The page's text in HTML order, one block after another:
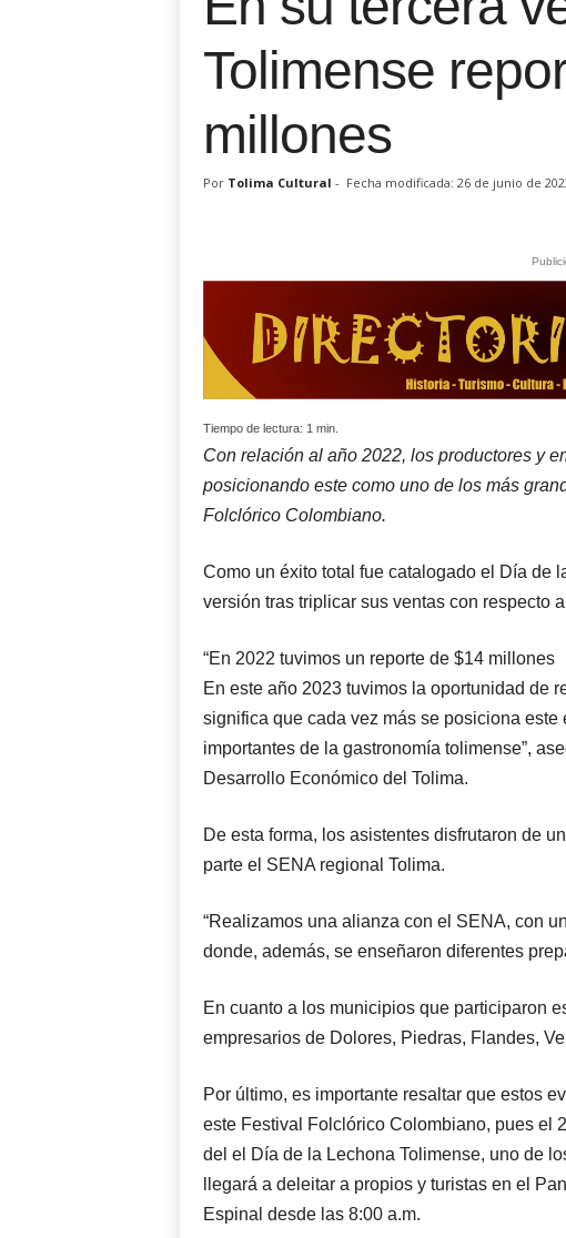
Tolimense
millones
Por Tolima Cultural - Fecha modificada: 26 de junio de
Tiempo de lectura: 1 min.
Con relación al año 2022, los productores y
posicionando este como uno de los más
Folclórico Colombiano.
Como un éxito total fue catalogado el Día de
versión tras triplicar sus ventas con respecto
“En 2022 tuvimos un reporte de $14 millones
En este año 2023 tuvimos la oportunidad de
significa que cada vez más se posiciona
importantes de la gastronomía tolimense”,
Desarrollo Económico del Tolima.
De esta forma, los asistentes disfrutaron de
parte el SENA regional Tolima.
“Realizamos una alianza con el SENA, con
donde, además, se enseñaron diferentes
En cuanto a los municipios que participaron
empresarios de Dolores, Piedras, Flandes,
Por último, es importante resaltar que estos
este Festival Folclórico Colombiano, pues el
del el Día de la Lechona Tolimense, uno de
llegará a deleitar a propios y turistas en el
Espinal desde las 8:00 a.m.